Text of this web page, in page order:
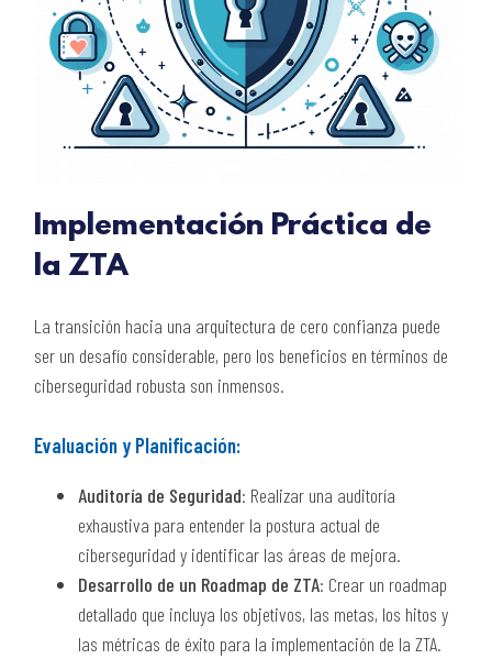
Implementación Práctica de
la ZTA
La transición hacia una arquitectura de cero confianza puede
ser un desafío considerable, pero los beneficios en términos de
ciberseguridad robusta son inmensos.
Evaluación y Planificación:
Auditoría de Seguridad: Realizar una auditoría
exhaustiva para entender la postura actual de
ciberseguridad y identificar las áreas de mejora.
Desarrollo de un Roadmap de ZTA: Crear un roadmap
detallado que incluya los objetivos, las metas, los hitos y
las métricas de éxito para la implementación de la ZTA.